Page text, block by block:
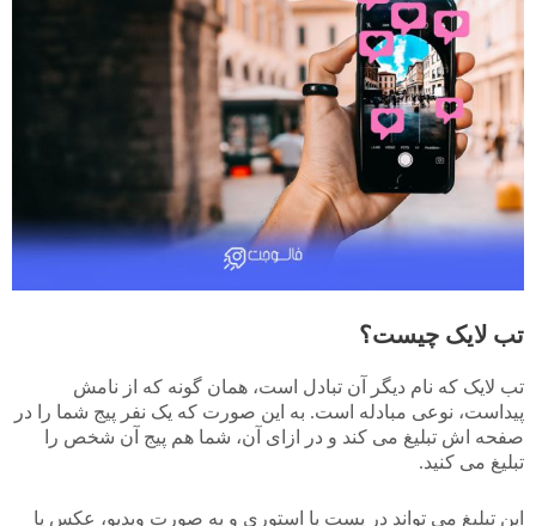
تب لایک چیست؟
تب لایک که نام دیگر آن تبادل است، همان گونه که از نامش
پیداست، نوعی مبادله است. به این صورت که یک نفر پیج شما را در
صفحه اش تبلیغ می کند و در ازای آن، شما هم پیج آن شخص را
تبلیغ می کنید.
این تبلیغ می تواند در پست یا استوری و به صورت ویدیو، عکس یا